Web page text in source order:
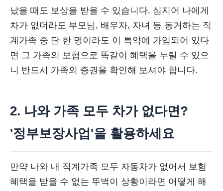
났을 때도 보상을 받을 수 있습니다. 심지어 나에게
차가 없더라도 부모님, 배우자, 자녀 등 동거하는 직
계가족 중 단 한 명이라도 이 특약에 가입되어 있다
면 그 가족의 보험으로 똑같이 혜택을 누릴 수 있으
니 반드시 가족의 증권을 확인해 보셔야 합니다.
2. 나와 가족 모두 차가 없다면?
'정부보장사업'을 활용하세요
만약 나와 내 직계가족 모두 자동차가 없어서 보험
혜택을 받을 수 없는 뚜벅이 상황이라면 어떻게 해